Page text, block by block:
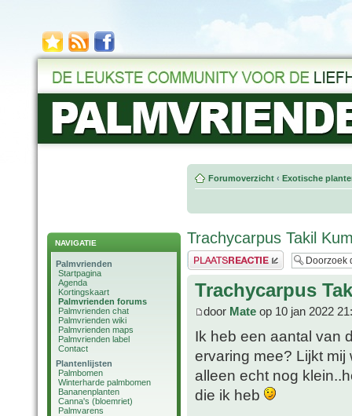
NAVIGATIE
Palmvrienden
Startpagina
Agenda
Kortingskaart
Palmvrienden forums
Palmvrienden chat
Palmvrienden wiki
Palmvrienden maps
Palmvrienden label
Contact
Plantenlijsten
Palmbomen
Winterharde palmbomen
Bananenplanten
Canna's (bloemriet)
Palmvarens
Forumoverzicht ‹ Exotische
Trachycarpus Takil
Plaats een reactie
Trachycarpus
door Mate op 10 jan 2022
Ik heb een aantal van
ervaring mee? Lijkt
alleen echt nog
die ik heb